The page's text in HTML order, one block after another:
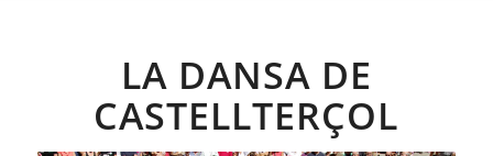
LA DANSA DE
CASTELLTERÇOL